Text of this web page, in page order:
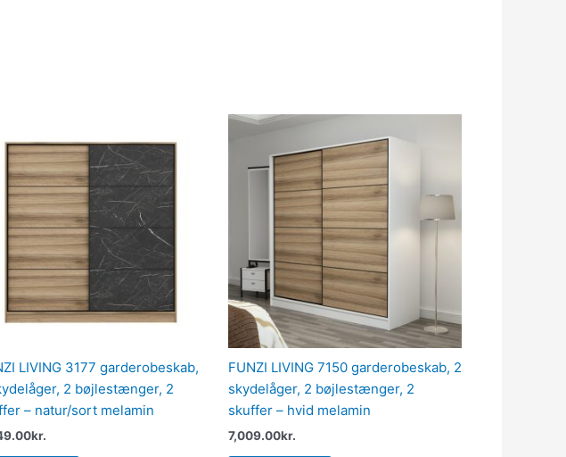
LIVING 3177 garderobeskab,
2 bøjlestænger, 2
– natur/sort melamin
kr.
FUNZI LIVING 7150 garderobeskab, 2
skydelåger, 2 bøjlestænger, 2
skuffer – hvid melamin
7,009.00kr.